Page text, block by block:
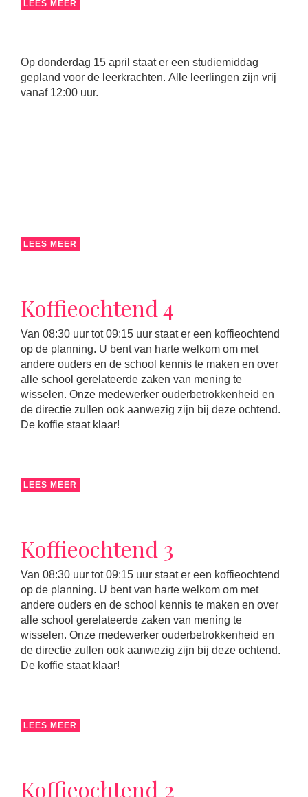
LEES MEER
Op donderdag 15 april staat er een studiemiddag
gepland voor de leerkrachten. Alle leerlingen zijn vrij
vanaf 12:00 uur.
LEES MEER
Koffieochtend 4
Van 08:30 uur tot 09:15 uur staat er een koffieochtend
op de planning. U bent van harte welkom om met
andere ouders en de school kennis te maken en over
alle school gerelateerde zaken van mening te
wisselen. Onze medewerker ouderbetrokkenheid en
de directie zullen ook aanwezig zijn bij deze ochtend.
De koffie staat klaar!
LEES MEER
Koffieochtend 3
Van 08:30 uur tot 09:15 uur staat er een koffieochtend
op de planning. U bent van harte welkom om met
andere ouders en de school kennis te maken en over
alle school gerelateerde zaken van mening te
wisselen. Onze medewerker ouderbetrokkenheid en
de directie zullen ook aanwezig zijn bij deze ochtend.
De koffie staat klaar!
LEES MEER
Koffieochtend 2